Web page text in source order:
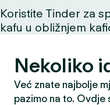
Koristite Tinder za
kafu u obližnjem
Nekoliko
Već znate najbolje
pazimo na to. Ovdje